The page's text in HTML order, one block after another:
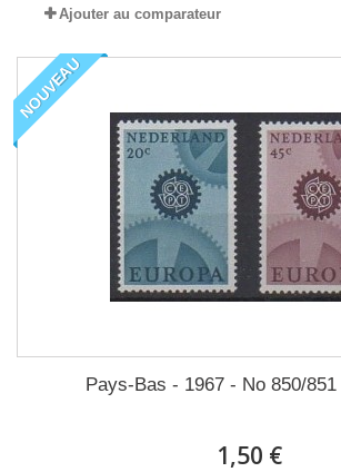
Ajouter au comparateur
NOUVEAU
Pays-Bas - 1967 - No 850/
1,50 €